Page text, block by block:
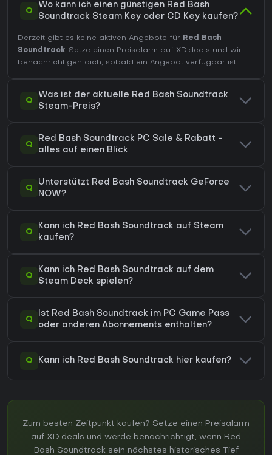
Q
Wo kann ich einen günstigen Red Bash
Soundtrack Steam Key oder CD Key kaufen?
Derzeit gibt es keine aktiven Angebote für Red Bash
Soundtrack. Setze einen Preisalarm auf XD.deals und wir
benachrichtigen dich, sobald ein Angebot verfügbar ist.
Q
Was ist der aktuelle Red Bash Soundtrack
Steam-Preis?
Q
Red Bash Soundtrack PC Sale & Rabatt -
alles auf einen Blick
Q
Unterstützt Red Bash Soundtrack GeForce
NOW?
Q
Kann ich Red Bash Soundtrack auf Steam
kaufen?
Q
Kann ich Red Bash Soundtrack auf dem
Steam Deck spielen?
Q
Ist Red Bash Soundtrack im PC Game Pass
oder anderen Abonnements enthalten?
Q Kann ich Red Bash Soundtrack hier kaufen?
Zum besten Zeitpunkt kaufen? Setze einen Preisalarm
auf XD.deals und werde benachrichtigt, wenn Red
Bash Soundtrack sein nächstes historisches Tief